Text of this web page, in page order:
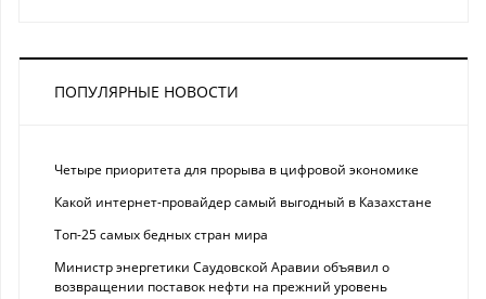
ПОПУЛЯРНЫЕ НОВОСТИ
Четыре приоритета для прорыва в цифровой экономике
Какой интернет-провайдер самый выгодный в Казахстане
Топ-25 самых бедных стран мира
Министр энергетики Саудовской Аравии объявил о
возвращении поставок нефти на прежний уровень